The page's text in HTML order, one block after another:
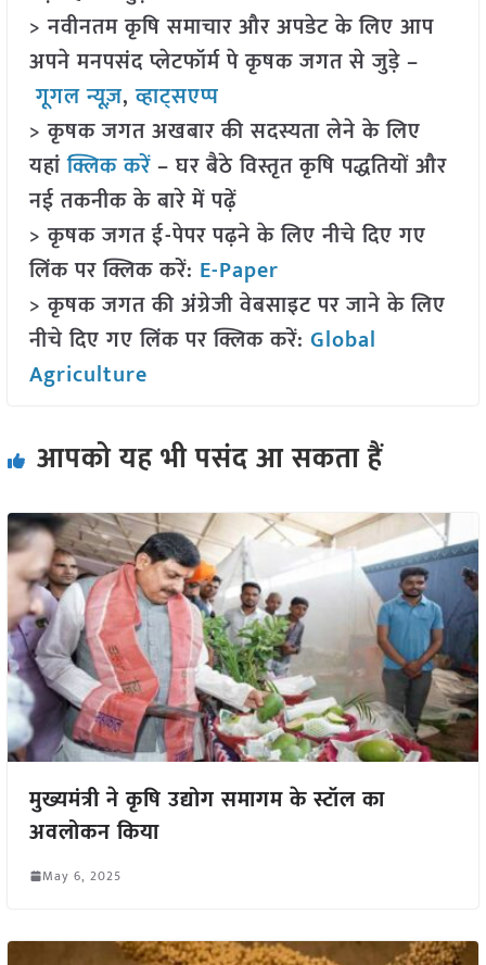
> नवीनतम कृषि समाचार और अपडेट के लिए आप
अपने मनपसंद प्लेटफॉर्म पे कृषक जगत से जुड़े –
गूगल न्यूज़,व्हाट्सएप्प
> कृषक जगत अखबार की सदस्यता लेने के लिए
यहांक्लिक करें– घर बैठे विस्तृत कृषि पद्धतियों और
नई तकनीक के बारे में पढ़ें
> कृषक जगत ई-पेपर पढ़ने के लिए नीचे दिए गए
लिंक पर क्लिक करें: E-Paper
> कृषक जगत की अंग्रेजी वेबसाइट पर जाने के लिए
नीचे दिए गए लिंक पर क्लिक करें: Global
Agriculture
आपको यह भी पसंद आ सकता हैं
मुख्यमंत्री ने कृषि उद्योग समागम के स्टॉल का
अवलोकन किया
May 6, 2025